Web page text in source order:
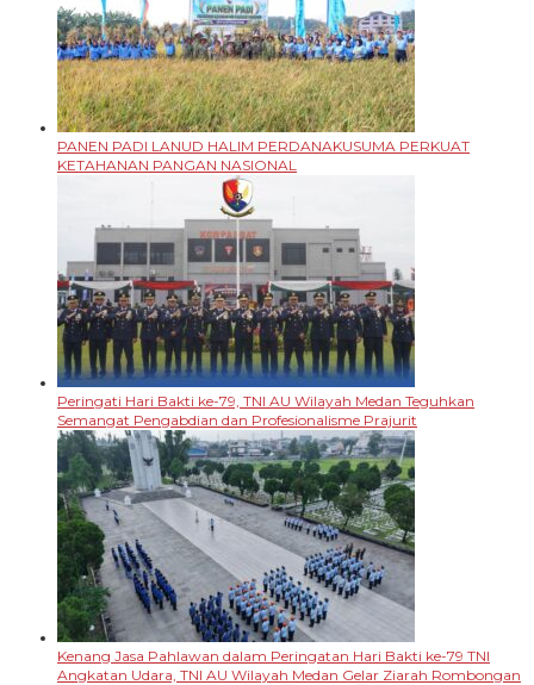
PANEN PADI LANUD HALIM PERDANAKUSUMA PERKUAT
KETAHANAN PANGAN NASIONAL
Peringati Hari Bakti ke-79, TNI AU Wilayah Medan Teguhkan
Semangat Pengabdian dan Profesionalisme Prajurit
Kenang Jasa Pahlawan dalam Peringatan Hari Bakti ke-79 TNI
Angkatan Udara, TNI AU Wilayah Medan Gelar Ziarah Rombongan